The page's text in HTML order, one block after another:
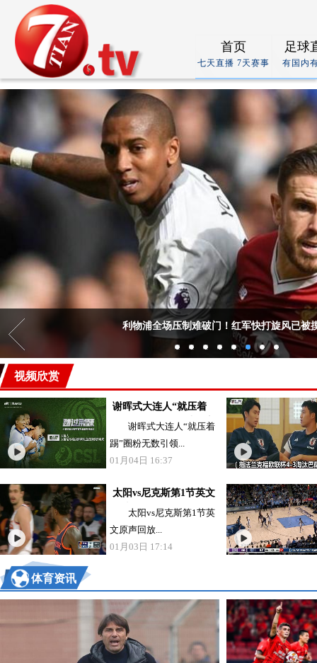
足球
有国内
首页
七天直播 7天赛事
利物浦全场压制难破门！红军快打旋风已被
视频欣赏
谢晖式大连人“就压着
踢”圈粉无数引领中超新
潮流 《踏过荆棘》第4期
谢晖式大连人“就压着
踢”圈粉无数引领...
01月04日 16:37
太阳vs尼克斯第1节英文
原声回放
太阳vs尼克斯第1节英
文原声回放...
01月03日 17:14
体育资讯